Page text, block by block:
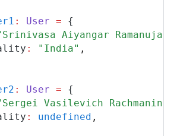
: User = {
Aiyangar Ramanujan"
: "India" ,
: User = {
Vasilevich
: undefined ,